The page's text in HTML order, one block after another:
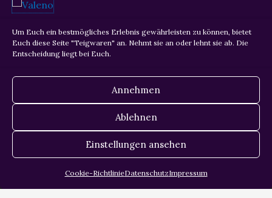
Um Euch ein bestmögliches Erlebnis gewährleisten zu können, bietet
Euch diese Seite "Teigwaren" an. Nehmt sie an oder lehnt sie ab. Die
Entscheidung liegt bei Euch.
Annehmen
Ablehnen
Einstellungen ansehen
Cookie-RichtlinieDatenschutzImpressum
ZURÜCK WEITER
Copyright © 2026 Martin Krois
Impressum